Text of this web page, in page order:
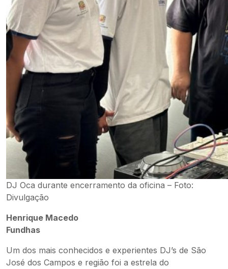
DJ Oca durante encerramento da oficina – Foto:
Divulgação
Henrique Macedo
Fundhas
Um dos mais conhecidos e experientes DJ’s de São
José dos Campos e região foi a estrela do